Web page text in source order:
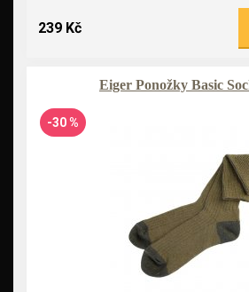
239 Kč
Eiger Ponožky Basic
-30 %